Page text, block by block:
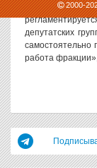
2000-
депутатских
самостоятельно
работа